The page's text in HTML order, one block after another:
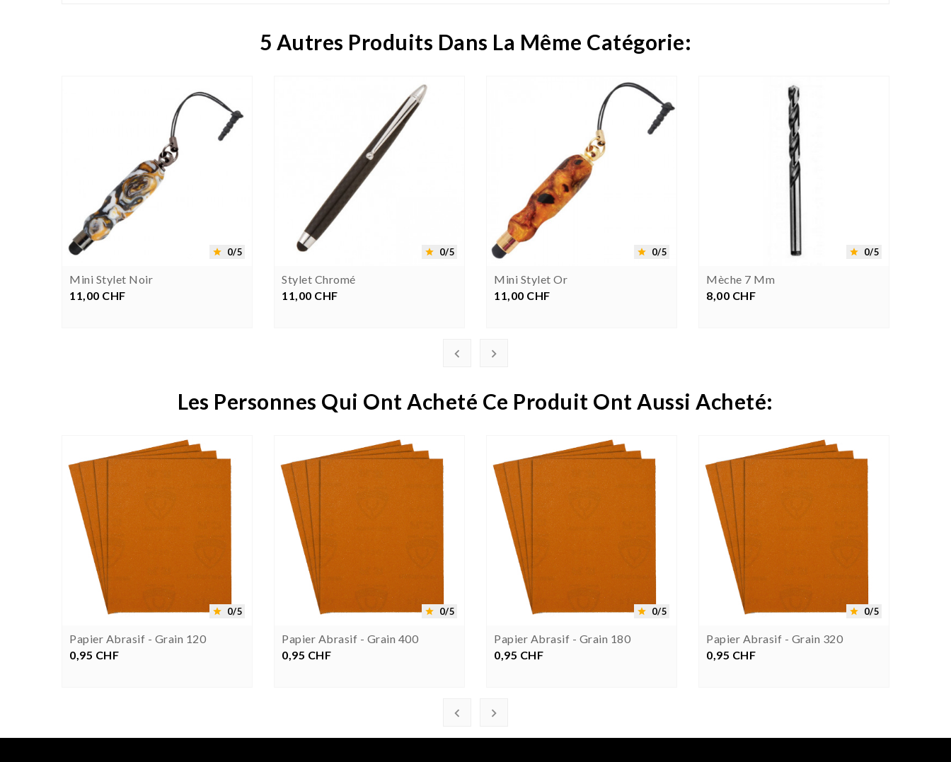
5 Autres Produits Dans La Même Catégorie:
 0/5
Mini Stylet Noir
Prix
11,00 CHF
 0/5
Stylet Chromé
Prix
11,00 CHF
 0/5
Mini Stylet Or
Prix
11,00 CHF
 0/5
Mèche 7 Mm
Prix
8,00 CHF
 
Les Personnes Qui Ont Acheté Ce Produit Ont Aussi Acheté:
 0/5
Papier Abrasif - Grain 120
Prix
0,95 CHF
 0/5
Papier Abrasif - Grain 400
Prix
0,95 CHF
 0/5
Papier Abrasif - Grain 180
Prix
0,95 CHF
 0/5
Papier Abrasif - Grain 320
Prix
0,95 CHF
 